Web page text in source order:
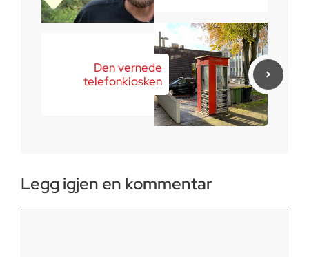
Den vernede
telefonkiosken
Legg igjen en kommentar